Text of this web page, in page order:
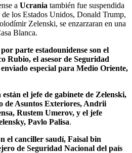
a Ucrania también fue suspendida
de los Estados Unidos, Donald Trump,
Zelenski, se enzarzaran en una
Blanca.
parte estadounidense son el
Rubio, el asesor de Seguridad
especial para Medio Oriente,
el jefe de gabinete de Zelenski,
de Asuntos Exteriores, Andrii
Rustem Umerov, y el jefe
Pavlo Palisa.
el canciller saudí, Faisal bin
de Seguridad Nacional del país